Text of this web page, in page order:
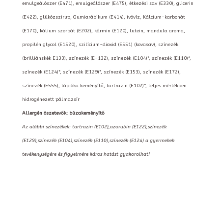
emulgeálószer (E471), emulgeálószer (E475), étkezési sav (E330), glicerin
(E422), glükózszirup, Gumiarábikum (E414), ivóvíz, Kálcium-karbonát
(E170), kálium szorbát (E202), kármin (E120), lutein, mandula aroma,
propilén glycol (E1520), szilícium-dioxid (E551) (kovasav), színezék
(brilliánskék E133), színezék (E-132), színezék (E104)*, színezék (E110)*,
színezék (E124)*, színezék (E129)*, színezék (E153), színezék (E172),
színezék (E555), tápióka keményítő, tartrazin (E102)*, teljes mértékben
hidrogénezett pálmazsír
Allergén öszetevők: búzakeményítő
Az alábbi színezékek: tartrazin (E102),azorubin (E122),színezék
(E129),színezék (E104),színezék (E110),színezék (E124) a gyermekek
tevékenységére és figyelmére káros hatást gyakorolhat!